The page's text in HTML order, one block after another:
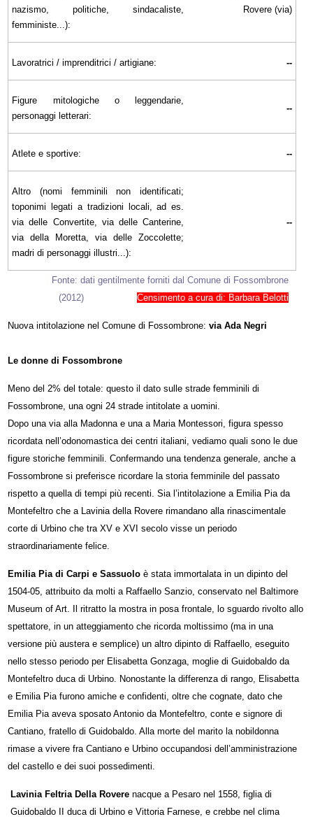
nazismo, politiche, sindacaliste,
femministe...):
Rovere (via)
Lavoratrici / imprenditrici / artigiane: --
Figure mitologiche o leggendarie,
personaggi letterari:
--
Atlete e sportive: --
Altro (nomi femminili non identificati;
toponimi legati a tradizioni locali, ad es.
via delle Convertite, via delle Canterine,
via della Moretta, via delle Zoccolette;
madri di personaggi illustri...):
--
Fonte: dati gentilmente forniti dal Comune di Fossombrone
(2012) Censimento a cura di: Barbara Belotti
Nuova intitolazione nel Comune di Fossombrone:via Ada Negri
Le donne di Fossombrone
Meno del 2% del totale: questo il dato sulle strade femminili di
Fossombrone, una ogni 24 strade intitolate a uomini.
Dopo una via alla Madonna e una a Maria Montessori, figura spesso
ricordata nell’odonomastica dei centri italiani, vediamo quali sono le due
figure storiche femminili. Confermando una tendenza generale, anche a
Fossombrone si preferisce ricordare la storia femminile del passato
rispetto a quella di tempi più recenti. Sia l’intitolazione a Emilia Pia da
Montefeltro che a Lavinia della Rovere rimandano alla rinascimentale
corte di Urbino che tra XV e XVI secolo visse un periodo
straordinariamente felice.
Emilia Pia di Carpi e Sassuolo è stata immortalata in un dipinto del
1504-05, attribuito da molti a Raffaello Sanzio, conservato nel Baltimore
Museum of Art. Il ritratto la mostra in posa frontale, lo sguardo rivolto allo
spettatore, in un atteggiamento che ricorda moltissimo (ma in una
versione più austera e semplice) un altro dipinto di Raffaello, eseguito
nello stesso periodo per Elisabetta Gonzaga, moglie di Guidobaldo da
Montefeltro duca di Urbino. Nonostante la differenza di rango, Elisabetta
e Emilia Pia furono amiche e confidenti, oltre che cognate, dato che
Emilia Pia aveva sposato Antonio da Montefeltro, conte e signore di
Cantiano, fratello di Guidobaldo. Alla morte del marito la nobildonna
rimase a vivere fra Cantiano e Urbino occupandosi dell’amministrazione
del castello e dei suoi possedimenti.
Lavinia Feltria Della Rovere nacque a Pesaro nel 1558, figlia di
Guidobaldo II duca di Urbino e Vittoria Farnese, e crebbe nel clima